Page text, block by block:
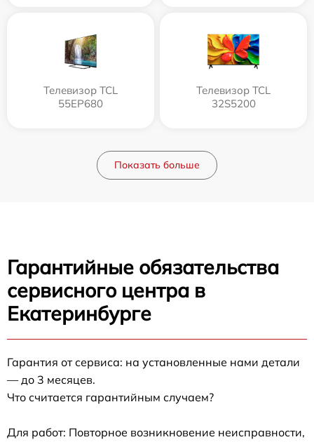
Телевизор TCL
55EP680
Телевизор TCL
32S5200
Показать больше
Гарантийные обязательства
сервисного центра в
Екатеринбурге
Гарантия от сервиса: на установленные нами детали
— до 3 месяцев.
Что считается гарантийным случаем?
Для работ: Повторное возникновение неисправности,